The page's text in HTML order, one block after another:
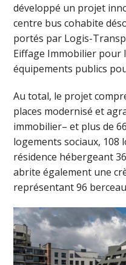
développé un projet
centre bus cohabite
portés par Logis-
Eiffage Immobilier pour
équipements publics
Au total, le projet
places modernisé et
immobilier– et plus de
logements sociaux, 108
résidence hébergeant
abrite également une
représentant 96